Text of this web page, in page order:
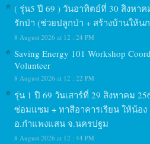
( รุ่น5 ปี 69 ) วันอาทิตย์ที่ 30 สิงหา
รักป่า (ช่วยปลูกป่า + สร้างบ้านให้น
8 August 2026 at 12 : 24 PM
Saving Energy 101 Workshop
Volunteer
8 August 2026 at 12 : 22 PM
รุ่น 1 ปี 69 วันเสาร์ที่ 29 สิงหาคม
ซ่อมแซม + ทาสีอาคารเรียน ให้น้อง
อ.กำแพงแสน จ.นครปฐม
8 August 2026 at 12 : 44 PM